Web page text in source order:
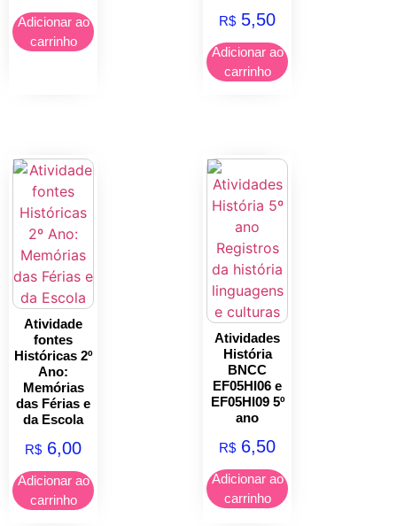
Adicionar ao
carrinho
R$ 5,50
Adicionar ao
carrinho
Atividade
fontes
Históricas 2º
Ano:
Memórias
das Férias e
da Escola
R$ 6,00
Adicionar ao
carrinho
Atividades
História
BNCC
EF05HI06 e
EF05HI09 5º
ano
R$ 6,50
Adicionar ao
carrinho